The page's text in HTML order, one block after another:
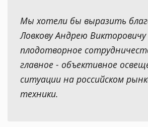
Мы хотели бы выразить
Ловкову Андрею Викторовичу
плодотворное
главное - объективное
ситуации на российском
техники.